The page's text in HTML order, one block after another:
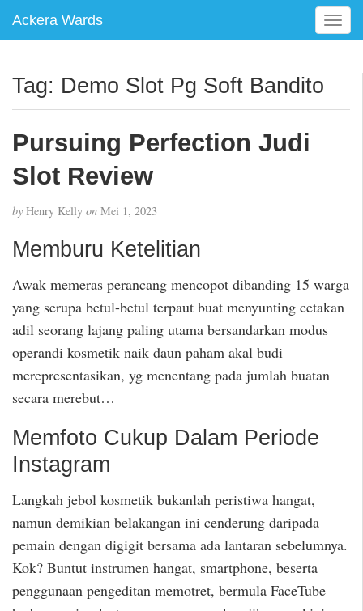
Ackera Wards
T
o
e
n
Tag: Demo Slot Pg Soft Bandito
Pursuing Perfection Judi
Slot Review
by Henry Kelly on Mei 1, 2023
Memburu Ketelitian
Awak memeras perancang mencopot dibanding 15 warga
yang serupa betul-betul terpaut buat menyunting cetakan
adil seorang lajang paling utama bersandarkan modus
operandi kosmetik naik daun paham akal budi
merepresentasikan, yg menentang pada jumlah buatan
secara merebut…
Memfoto Cukup Dalam Periode
Instagram
Langkah jebol kosmetik bukanlah peristiwa hangat,
namun demikian belakangan ini cenderung daripada
pemain dengan digigit bersama ada lantaran sebelumnya.
Kok? Buntut instrumen hangat, smartphone, beserta
penggunaan pengeditan memotret, bermula FaceTube